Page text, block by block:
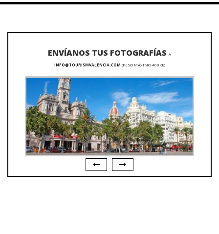
ENVÍANOS TUS FOTOGRAFÍAS A
INFO@TOURISMVALENCIA.COM (PESO MÁXIMO 400KB)